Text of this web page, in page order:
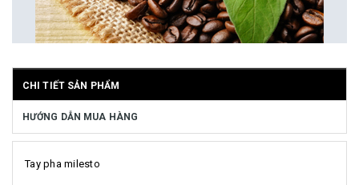
CHI TIẾT SẢN PHẨM
HƯỚNG DẪN MUA HÀNG
Tay pha milesto